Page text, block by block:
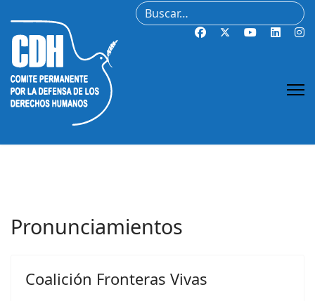
Buscar
Pronunciamientos
Coalición Fronteras Vivas